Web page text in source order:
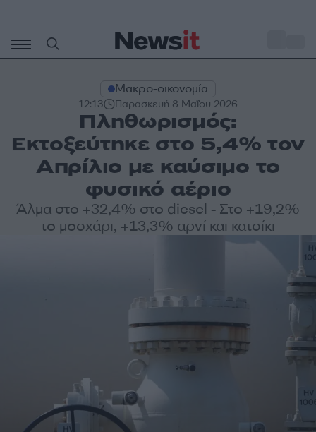
περιεχόμενο
Μακρο-οικονομία
12:13 Παρασκευή 8 Μαΐου 2026
Πληθωρισμός:
Εκτοξεύτηκε στο 5,4% τον
Απρίλιο με καύσιμο το
φυσικό αέριο
Άλμα στο +32,4% στο diesel - Στο +19,2%
το μοσχάρι, +13,3% αρνί και κατσίκι